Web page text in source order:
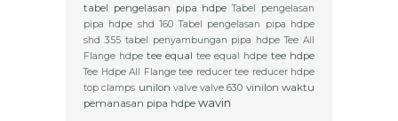
tabel pengelasan pipa hdpe Tabel pengelasan
pipa hdpe shd 160 Tabel pengelasan pipa hdpe
shd 355 tabel penyambungan pipa hdpe Tee All
Flange hdpe tee equal tee equal hdpe tee hdpe
Tee Hdpe All Flange tee reducer tee reducer hdpe
top clamps unilon valve valve 630 vinilon waktu
pemanasan pipa hdpe wavin